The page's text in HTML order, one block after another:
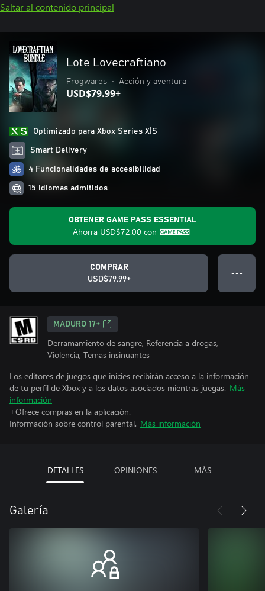
Saltar al contenido principal
Lote Lovecraftiano
Frogwares • Acción y aventura
USD$79.99+
Optimizado para Xbox Series X|S
Smart Delivery
4 Funcionalidades de accesibilidad
15 idiomas admitidos
OBTENER GAME PASS ESSENTIAL
Ahorra USD$72.00 con
COMPRAR
USD$79.99+
● ● ●
MADURO 17+
Derramamiento de sangre, Referencia a drogas,
Violencia, Temas insinuantes
Los editores de juegos que inicies recibirán acceso a la información
de tu perfil de Xbox y a los datos asociados mientras juegas. Más
información
+Ofrece compras en la aplicación.
Información sobre control parental. Más información
DETALLES OPINIONES MÁS
Galería